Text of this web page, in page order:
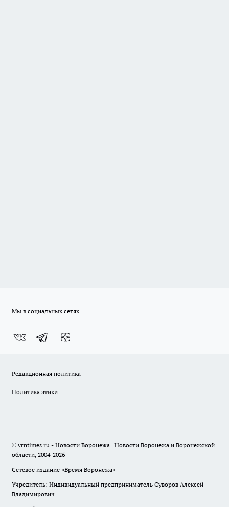
Мы в социальных сетях
Редакционная политика
Политика этики
© vrntimes.ru - Новости Воронежа | Новости Воронежа и Воронежской
области, 2004-2026
Сетевое издание «Время Воронежа»
Учредитель: Индивидуальный предприниматель Суворов Алексей
Владимирович